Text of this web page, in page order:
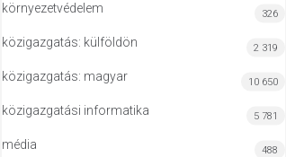
környezetvédelem 326
közigazgatás: külföldön 2 319
közigazgatás: magyar 10 650
közigazgatási informatika 5 781
média 488